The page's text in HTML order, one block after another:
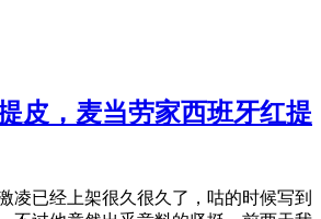
皮，麦当劳家西班牙红提
凌已经上架很久很久了，咕的时候写到